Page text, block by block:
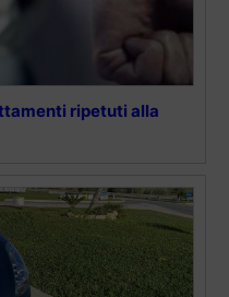
ripetuti alla